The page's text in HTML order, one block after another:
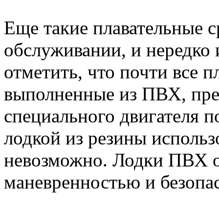
Еще такие плавательные
обслуживании, и
отметить, что почти все
выполненные из ПВХ,
специального двигателя
лодкой из резины
невозможно. Лодки ПВХ
маневренностью и